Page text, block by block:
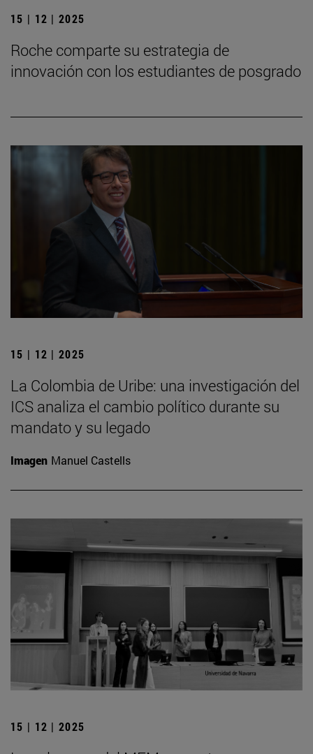
15 | 12 | 2025
Roche comparte su estrategia de
innovación con los estudiantes de posgrado
15 | 12 | 2025
La Colombia de Uribe: una investigación del
ICS analiza el cambio político durante su
mandato y su legado
Imagen Manuel Castells
15 | 12 | 2025